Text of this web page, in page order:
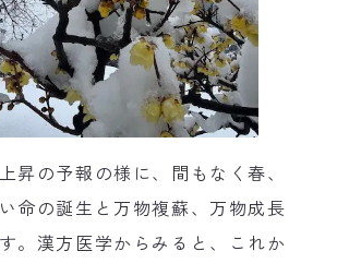
昇の予報の様に、間もなく春、
命の誕生と万物複蘇、万物成長
。漢方医学からみると、これか